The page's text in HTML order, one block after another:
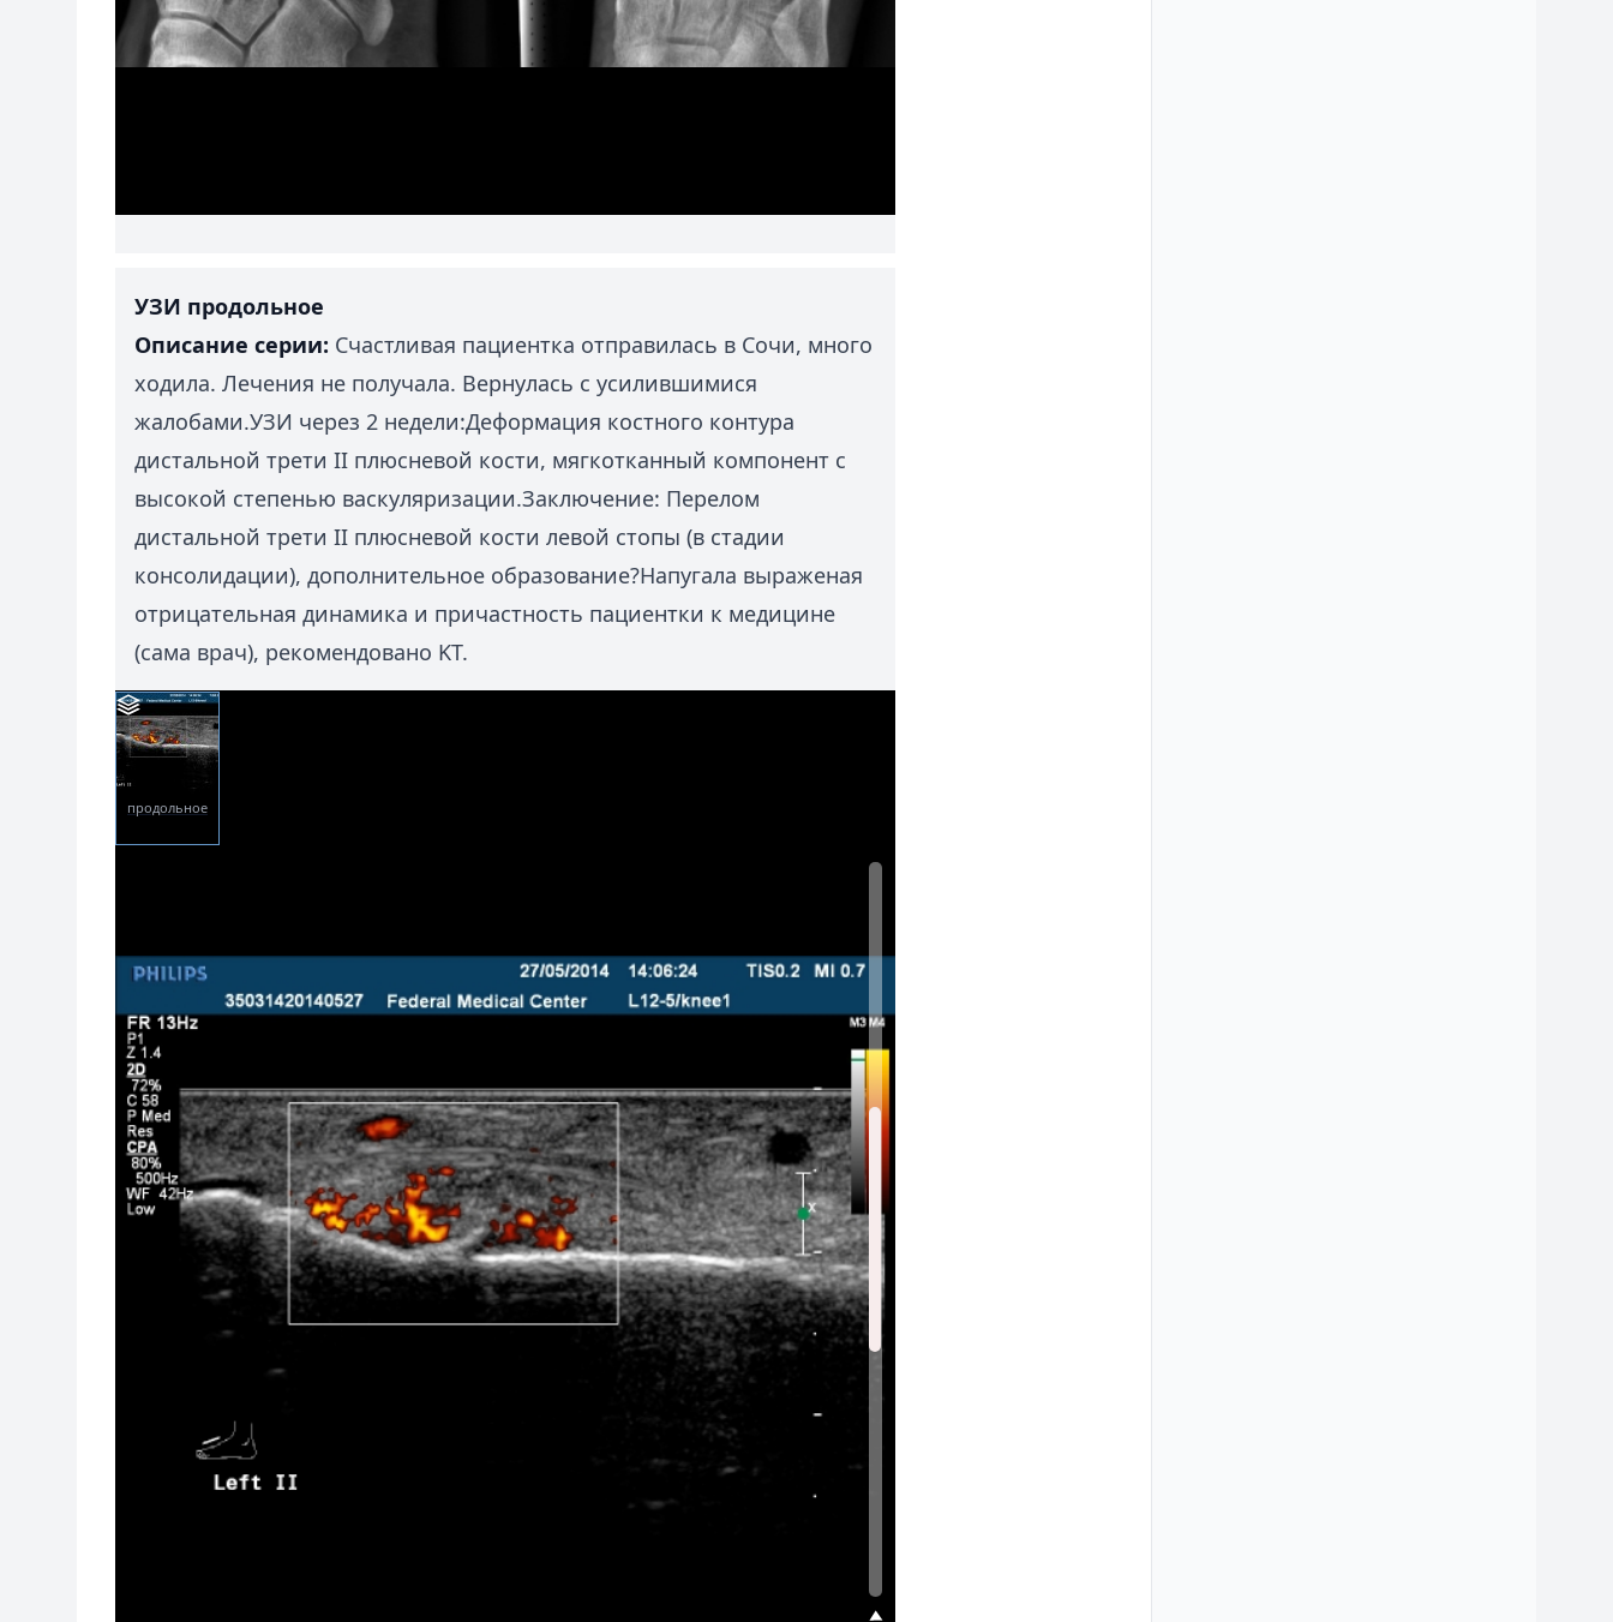
УЗИ продольное
Описание серии: Счастливая пациентка отправилась в Сочи, много
ходила. Лечения не получала. Вернулась с усилившимися
жалобами.УЗИ через 2 недели:Деформация костного контура
дистальной трети II плюсневой кости, мягкотканный компонент с
высокой степенью васкуляризации.Заключение: Перелом
дистальной трети II плюсневой кости левой стопы (в стадии
консолидации), дополнительное образование?Напугала выраженая
отрицательная динамика и причастность пациентки к медицине
(сама врач), рекомендовано KT.
продольное